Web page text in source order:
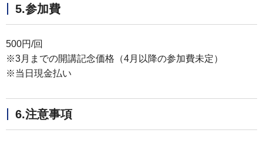
5.参加費
500円/回
※3月までの開講記念価格（4月以降の参加費未定）
※当日現金払い
6.注意事項